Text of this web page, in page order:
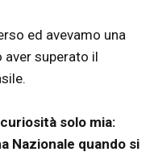
ed avevamo una
superato il
solo mia:
Nazionale quando si